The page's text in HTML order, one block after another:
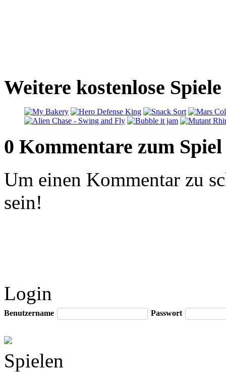
Weitere kostenlose
0 Kommentare zum Spiel
Um einen Kommentar zu
sein!
Login
Benutzername Passwort
Spielen